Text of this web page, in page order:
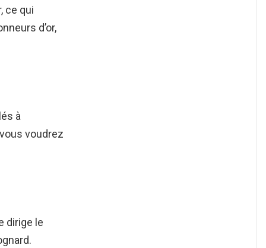
ce qui
d’or,
à
voudrez
dirige le